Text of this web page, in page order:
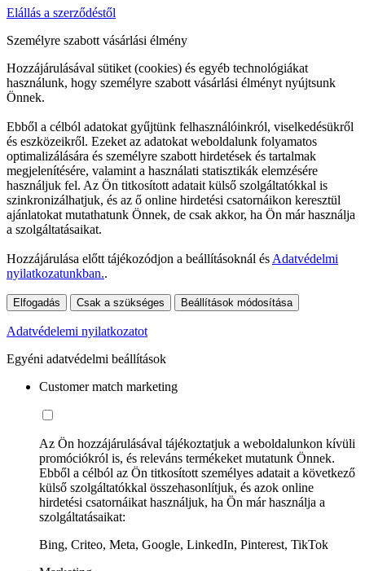
Elállás a szerződéstől
Személyre szabott vásárlási élmény
Hozzájárulásával sütiket (cookies) és egyéb technológiákat
használunk, hogy személyre szabott vásárlási élményt nyújtsunk
Önnek.
Ebből a célból adatokat gyűjtünk felhasználóinkról, viselkedésükről
és eszközeikről. Ezeket az adatokat weboldalunk folyamatos
optimalizálására és személyre szabott hirdetések és tartalmak
megjelenítésére, valamint a használati statisztikák elemzésére
használjuk fel. Az Ön titkosított adatait külső szolgáltatókkal is
szinkronizálhatjuk, és az ő online hirdetési csatornáikon keresztül
ajánlatokat mutathatunk Önnek, de csak akkor, ha Ön már használja
a szolgáltatásaikat.
Hozzájárulása előtt tájékozódjon a beállításoknál és Adatvédelmi
nyilatkozatunkban..
Elfogadás Csak a szükséges Beállítások módosítása
Adatvédelemi nyilatkozatot
Egyéni adatvédelmi beállítások
Customer match marketing
Az Ön hozzájárulásával tájékoztatjuk a weboldalunkon kívüli
promóciókról is, és releváns termékeket mutatunk Önnek.
Ebből a célból az Ön titkosított személyes adatait a következő
külső szolgáltatókkal összehasonlítjuk, és azok online
hirdetési csatornáikat használjuk, ha Ön már használja a
szolgáltatásaikat:
Bing, Criteo, Meta, Google, LinkedIn, Pinterest, TikTok